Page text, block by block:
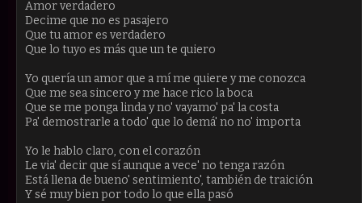
Amor verdadero
Decime que no es pasajero
Que tu amor es verdadero
Que lo tuyo es más que un te quiero
Yo quería un amor que a mí me quiere y me conozca
Que me sea sincero y me hace rico la boca
Que se me ponga linda y no' vayamo' pa' la costa
Pa' demostrarle a todo' que lo demá' no no' importa
Yo le hablo claro, con el corazón
Le via' decir que sí aunque a vece' no tenga razón
Está llena de bueno' sentimiento', también de traición
Y sé muy bien por todo lo que ella pasó